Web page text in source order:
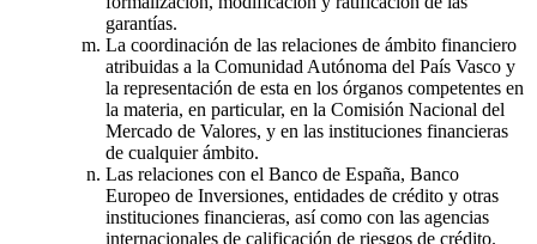
garantías.
La coordinación de las relaciones de ámbito financiero
atribuidas a la Comunidad Autónoma del País Vasco y
la representación de esta en los órganos competentes en
la materia, en particular, en la Comisión Nacional del
Mercado de Valores, y en las instituciones financieras
de cualquier ámbito.
Las relaciones con el Banco de España, Banco
Europeo de Inversiones, entidades de crédito y otras
instituciones financieras, así como con las agencias
internacionales de calificación de riesgos de crédito.